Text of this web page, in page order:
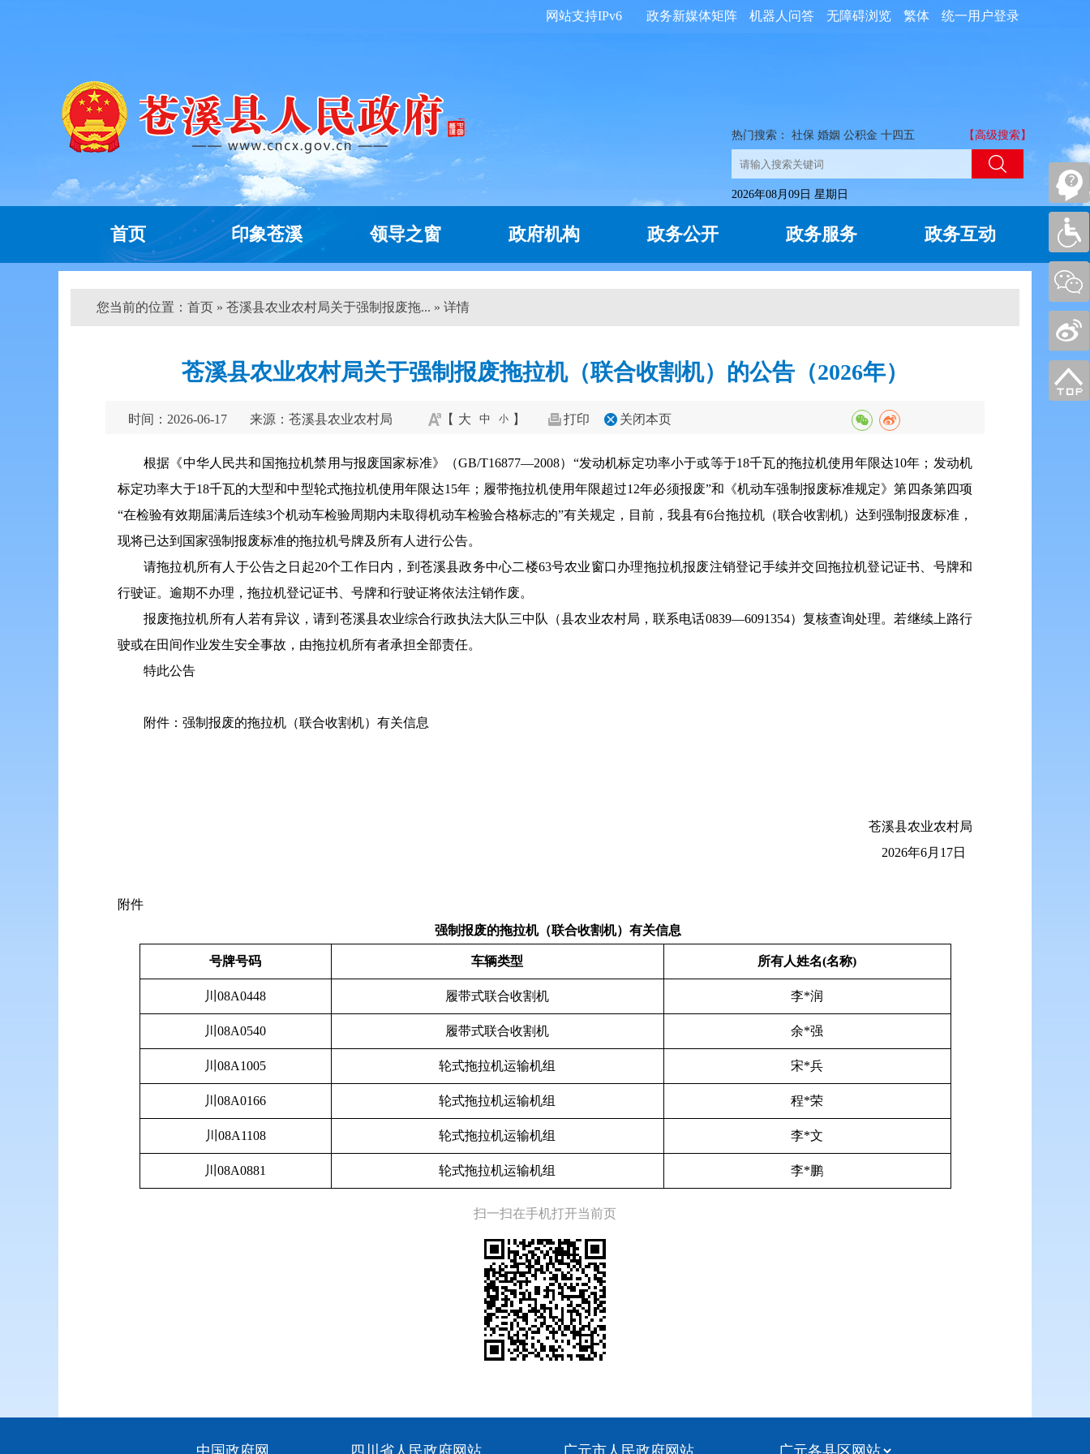
统一用户登录
繁体
无障碍浏览
机器人问答
政务新媒体矩阵
网站支持IPv6
热门搜索： 社保 婚姻 公积金 十四五 【高级搜索】
2026年08月09日 星期日
首页 印象苍溪 领导之窗 政府机构 政务公开 政务服务 政务互动
您当前的位置： 首页 » 苍溪县农业农村局关于强制报废拖... » 详情
苍溪县农业农村局关于强制报废拖拉机（联合收割机）的公告（2026年）
时间：2026-06-17 来源：苍溪县农业农村局 【 大 中 小 】 打印 关闭本页
根据《中华人民共和国拖拉机禁用与报废国家标准》（GB/T16877—2008）“发动机标定功率小于或等于18千瓦的拖拉机使用年限达10年；发动机
标定功率大于18千瓦的大型和中型轮式拖拉机使用年限达15年；履带拖拉机使用年限超过12年必须报废”和《机动车强制报废标准规定》第四条第四项
“在检验有效期届满后连续3个机动车检验周期内未取得机动车检验合格标志的”有关规定，目前，我县有6台拖拉机（联合收割机）达到强制报废标准，
现将已达到国家强制报废标准的拖拉机号牌及所有人进行公告。
请拖拉机所有人于公告之日起20个工作日内，到苍溪县政务中心二楼63号农业窗口办理拖拉机报废注销登记手续并交回拖拉机登记证书、号牌和
行驶证。逾期不办理，拖拉机登记证书、号牌和行驶证将依法注销作废。
报废拖拉机所有人若有异议，请到苍溪县农业综合行政执法大队三中队（县农业农村局，联系电话0839—6091354）复核查询处理。若继续上路行
驶或在田间作业发生安全事故，由拖拉机所有者承担全部责任。
特此公告
附件：强制报废的拖拉机（联合收割机）有关信息
苍溪县农业农村局
2026年6月17日
附件
强制报废的拖拉机（联合收割机）有关信息
号牌号码 车辆类型 所有人姓名(名称)
川08A0448 履带式联合收割机 李*润
川08A0540 履带式联合收割机 余*强
川08A1005 轮式拖拉机运输机组 宋*兵
川08A0166 轮式拖拉机运输机组 程*荣
川08A1108 轮式拖拉机运输机组 李*文
川08A0881 轮式拖拉机运输机组 李*鹏
扫一扫在手机打开当前页
中国政府网 四川省人民政府网站 广元市人民政府网站